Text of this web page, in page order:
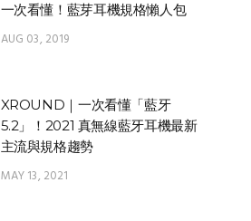
一次看懂！藍芽耳機規格懶人包
AUG 03, 2019
XROUND｜一次看懂「藍牙
5.2」！2021 真無線藍牙耳機最新
主流與規格趨勢
MAY 13, 2021